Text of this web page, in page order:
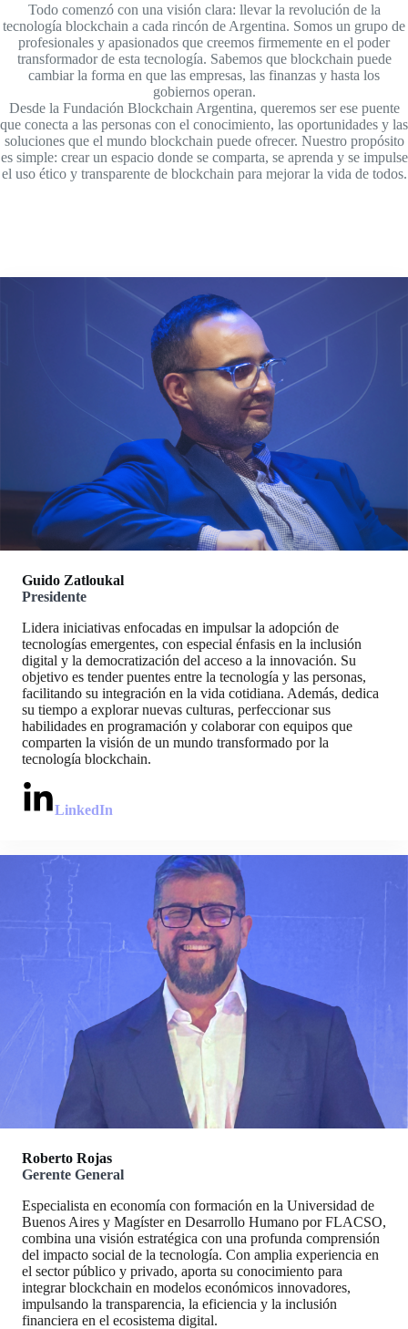
Todo comenzó con una visión clara: llevar la revolución de la
tecnología blockchain a cada rincón de Argentina. Somos un grupo de
profesionales y apasionados que creemos firmemente en el poder
transformador de esta tecnología. Sabemos que blockchain puede
cambiar la forma en que las empresas, las finanzas y hasta los
gobiernos operan.
Desde la Fundación Blockchain Argentina, queremos ser ese puente
que conecta a las personas con el conocimiento, las oportunidades y las
soluciones que el mundo blockchain puede ofrecer. Nuestro propósito
es simple: crear un espacio donde se comparta, se aprenda y se impulse
el uso ético y transparente de blockchain para mejorar la vida de todos.
Guido Zatloukal
Presidente
Lidera iniciativas enfocadas en impulsar la adopción de
tecnologías emergentes, con especial énfasis en la inclusión
digital y la democratización del acceso a la innovación. Su
objetivo es tender puentes entre la tecnología y las personas,
facilitando su integración en la vida cotidiana. Además, dedica
su tiempo a explorar nuevas culturas, perfeccionar sus
habilidades en programación y colaborar con equipos que
comparten la visión de un mundo transformado por la
tecnología blockchain.
LinkedIn
Roberto Rojas
Gerente General
Especialista en economía con formación en la Universidad de
Buenos Aires y Magíster en Desarrollo Humano por FLACSO,
combina una visión estratégica con una profunda comprensión
del impacto social de la tecnología. Con amplia experiencia en
el sector público y privado, aporta su conocimiento para
integrar blockchain en modelos económicos innovadores,
impulsando la transparencia, la eficiencia y la inclusión
financiera en el ecosistema digital.